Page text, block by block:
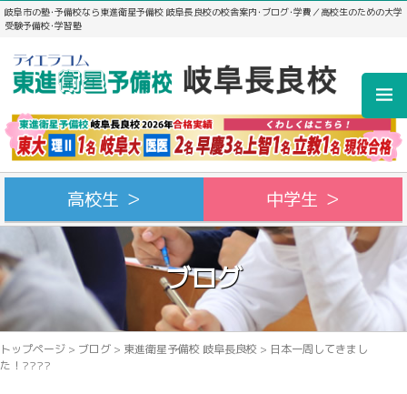
岐阜市の塾･予備校なら東進衛星予備校 岐阜長良校の校舎案内･ブログ･学費／高校生のための大学
受験予備校･学習塾
高校生 ＞ 中学生 ＞
ブログ
トップページ > ブログ > 東進衛星予備校 岐阜長良校 > 日本一周してきまし
た！????